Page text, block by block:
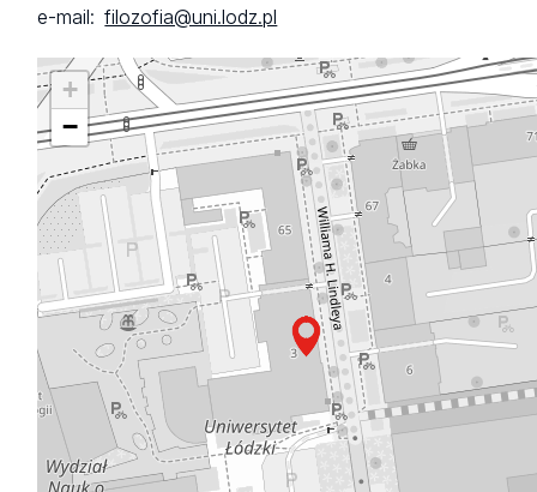
e-mail:filozofia@uni.lodz.pl
+
−